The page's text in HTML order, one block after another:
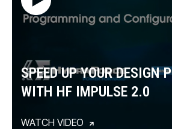
SPEED UP YOUR DESIGN
WITH HF IMPULSE 2.0
WATCH VIDEO